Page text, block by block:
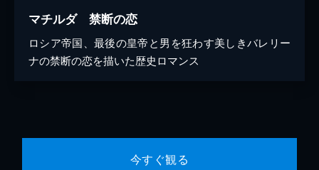
マチルダ 禁断の恋
ロシア帝国、最後の皇帝と男を狂わす美しきバレリー
ナの禁断の恋を描いた歴史ロマンス
今すぐ観る